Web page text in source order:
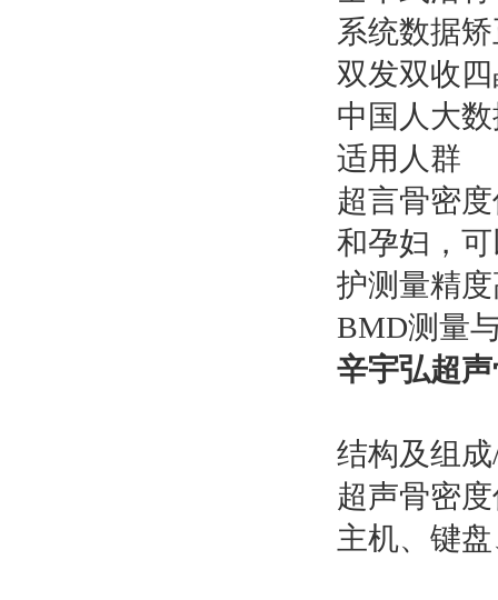
系统数据
双发双收
中国人大
适用人群
超言骨密
和孕妇，
护测量精
BMD测量
辛宇弘超
结构及组
超声骨密
主机、键